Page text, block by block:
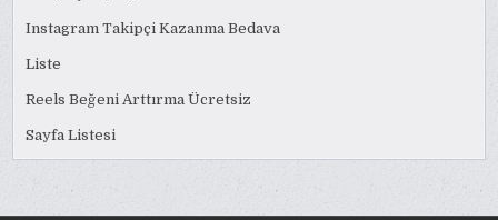
Instagram Takipçi Kazanma Bedava
Liste
Reels Beğeni Arttırma Ücretsiz
Sayfa Listesi